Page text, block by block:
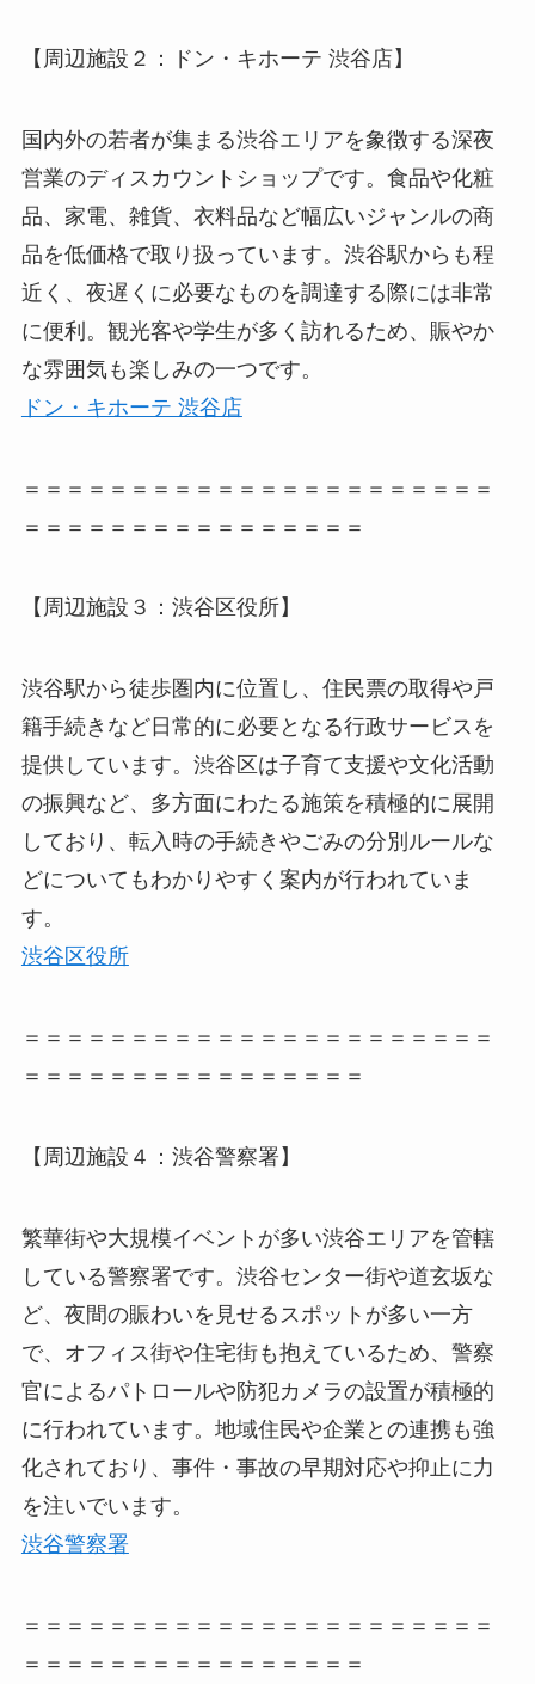
【周辺施設２：ドン・キホーテ 渋谷店】
国内外の若者が集まる渋谷エリアを象徴する深夜
営業のディスカウントショップです。食品や化粧
品、家電、雑貨、衣料品など幅広いジャンルの商
品を低価格で取り扱っています。渋谷駅からも程
近く、夜遅くに必要なものを調達する際には非常
に便利。観光客や学生が多く訪れるため、賑やか
な雰囲気も楽しみの一つです。
ドン・キホーテ 渋谷店
＝＝＝＝＝＝＝＝＝＝＝＝＝＝＝＝＝＝＝＝＝＝
＝＝＝＝＝＝＝＝＝＝＝＝＝＝＝＝
【周辺施設３：渋谷区役所】
渋谷駅から徒歩圏内に位置し、住民票の取得や戸
籍手続きなど日常的に必要となる行政サービスを
提供しています。渋谷区は子育て支援や文化活動
の振興など、多方面にわたる施策を積極的に展開
しており、転入時の手続きやごみの分別ルールな
どについてもわかりやすく案内が行われていま
す。
渋谷区役所
＝＝＝＝＝＝＝＝＝＝＝＝＝＝＝＝＝＝＝＝＝＝
＝＝＝＝＝＝＝＝＝＝＝＝＝＝＝＝
【周辺施設４：渋谷警察署】
繁華街や大規模イベントが多い渋谷エリアを管轄
している警察署です。渋谷センター街や道玄坂な
ど、夜間の賑わいを見せるスポットが多い一方
で、オフィス街や住宅街も抱えているため、警察
官によるパトロールや防犯カメラの設置が積極的
に行われています。地域住民や企業との連携も強
化されており、事件・事故の早期対応や抑止に力
を注いでいます。
渋谷警察署
＝＝＝＝＝＝＝＝＝＝＝＝＝＝＝＝＝＝＝＝＝＝
＝＝＝＝＝＝＝＝＝＝＝＝＝＝＝＝